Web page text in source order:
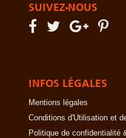
SUIVEZ-NOUS
INFOS LÉGALES
Mentions légales
Conditions d'Utilisation et
Politique de confidentialité